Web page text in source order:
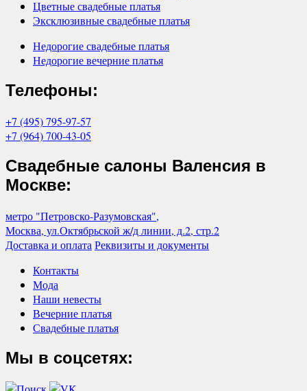
Цветные свадебные платья
Эксклюзивные свадебные платья
Недорогие свадебные платья
Недорогие вечерние платья
Телефоны:
+7 (495) 795-97-57
+7 (964) 700-43-05
Свадебные салоны Валенсия в
Москве:
метро "Петровско-Разумовская",
Москва, ул.Октябрьской ж/д линии, д.2, стр.2
Доставка и оплата Реквизиты и документы
Контакты
Мода
Наши невесты
Вечерние платья
Свадебные платья
Мы в соцсетях: